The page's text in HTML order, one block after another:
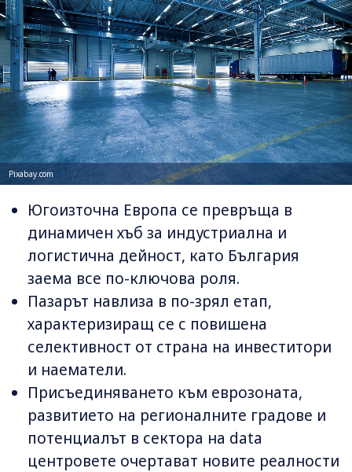
Pixabay.com
Югоизточна Европа се превръща в
динамичен хъб за индустриална и
логистична дейност, като България
заема все по-ключова роля.
Пазарът навлиза в по-зрял етап,
характеризиращ се с повишена
селективност от страна на инвеститори
и наематели.
Присъединяването към еврозоната,
развитието на регионалните градове и
потенциалът в сектора на data
центровете очертават новите реалности